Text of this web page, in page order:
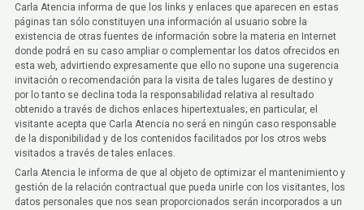
Carla Atencia informa de que los links y enlaces que aparecen en estas
páginas tan sólo constituyen una información al usuario sobre la
existencia de otras fuentes de información sobre la materia en Internet
donde podrá en su caso ampliar o complementar los datos ofrecidos en
esta web, advirtiendo expresamente que ello no supone una sugerencia
invitación o recomendación para la visita de tales lugares de destino y
por lo tanto se declina toda la responsabilidad relativa al resultado
obtenido a través de dichos enlaces hipertextuales; en particular, el
visitante acepta que Carla Atencia no será en ningún caso responsable
de la disponibilidad y de los contenidos facilitados por los otros webs
visitados a través de tales enlaces.
Carla Atencia le informa de que al objeto de optimizar el mantenimiento y
gestión de la relación contractual que pueda unirle con los visitantes, los
datos personales que nos sean proporcionados serán incorporados a un